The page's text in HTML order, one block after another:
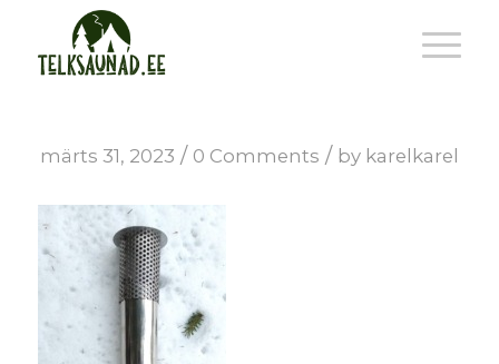
märts 31, 2023 / 0 Comments / by karelkarel